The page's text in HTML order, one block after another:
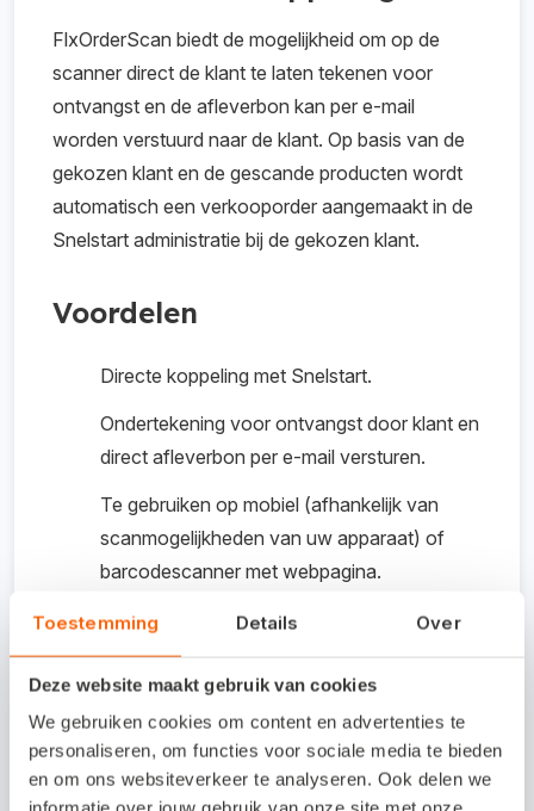
Toestemming Details Over
Deze website maakt gebruik van cookies
We gebruiken cookies om content en advertenties te
personaliseren, om functies voor sociale media te bieden
en om ons websiteverkeer te analyseren. Ook delen we
FlxOrderScan biedt de mogelijkheid om op de
scanner direct de klant te laten tekenen voor
ontvangst en de afleverbon kan per e-mail
worden verstuurd naar de klant. Op basis van de
gekozen klant en de gescande producten wordt
automatisch een verkooporder aangemaakt in de
Snelstart administratie bij de gekozen klant.
Voordelen
Directe koppeling met Snelstart.
Ondertekening voor ontvangst door klant en
direct afleverbon per e-mail versturen.
Te gebruiken op mobiel (afhankelijk van
scanmogelijkheden van uw apparaat) of
barcodescanner met webpagina.
Gebruiksvriendelijk, eenvoudig en minder
kans op fouten bij invoer.
Direct te gebruiken vanuit het magazijn via
WiFi of 4G onderweg.